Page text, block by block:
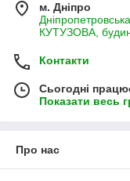
м. Дніпро
КУТУЗОВА,
Контакти
Сьогодні
Показати весь
Про нас